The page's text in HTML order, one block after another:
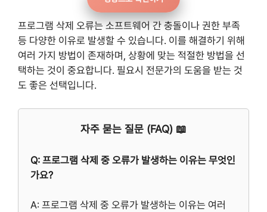
프로그램 삭제 오류는 소프트웨어 간 충돌이나 권한 부족
등 다양한 이유로 발생할 수 있습니다. 이를 해결하기 위해
여러 가지 방법이 존재하며, 상황에 맞는 적절한 방법을 선
택하는 것이 중요합니다. 필요시 전문가의 도움을 받는 것
도 좋은 선택입니다.
자주 묻는 질문 (FAQ) 📖
Q: 프로그램 삭제 중 오류가 발생하는 이유는 무엇인
가요?
A: 프로그램 삭제 중 오류가 발생하는 이유는 여러